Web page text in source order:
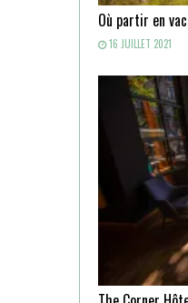
Où partir en
16 JUILLET 2021